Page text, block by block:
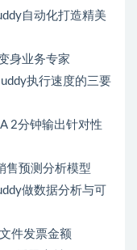
自动化打造精美
身业务专家
执行速度的三要
2分钟输出针对性
售预测分析模型
做数据分析与可
件发票金额